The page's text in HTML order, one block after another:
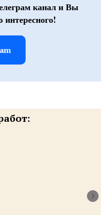
канал и Вы
интересного!